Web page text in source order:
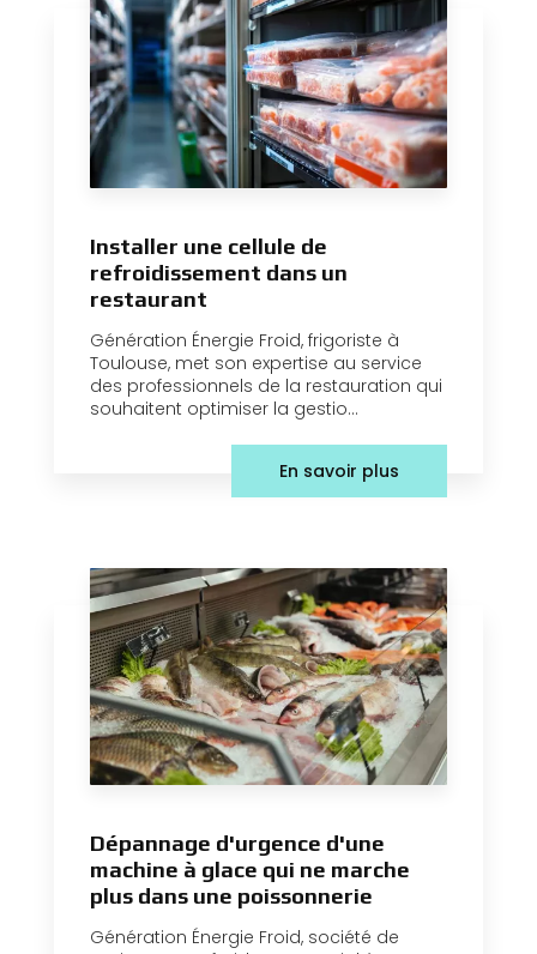
Installer une cellule de
refroidissement dans un
restaurant
Génération Énergie Froid, frigoriste à
Toulouse, met son expertise au service
des professionnels de la restauration qui
souhaitent optimiser la gestio...
En savoir plus
Dépannage d'urgence d'une
machine à glace qui ne marche
plus dans une poissonnerie
Génération Énergie Froid, société de